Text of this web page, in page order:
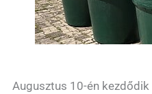
Augusztus 10-én